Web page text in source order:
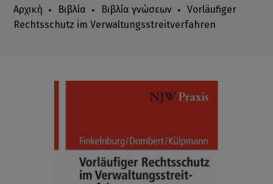
Αρχική Βιβλία Βιβλία γνώσεων
Vorläufiger
Rechtsschutz im Verwaltungsstreitverfahren